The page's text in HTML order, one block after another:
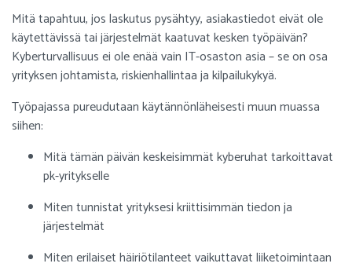
Mitä tapahtuu, jos laskutus pysähtyy, asiakastiedot eivät ole
käytettävissä tai järjestelmät kaatuvat kesken työpäivän?
Kyberturvallisuus ei ole enää vain IT-osaston asia – se on osa
yrityksen johtamista, riskienhallintaa ja kilpailukykyä.
Työpajassa pureudutaan käytännönläheisesti muun muassa
siihen:
Mitä tämän päivän keskeisimmät kyberuhat tarkoittavat
pk-yritykselle
Miten tunnistat yrityksesi kriittisimmän tiedon ja
järjestelmät
Miten erilaiset häiriötilanteet vaikuttavat liiketoimintaan